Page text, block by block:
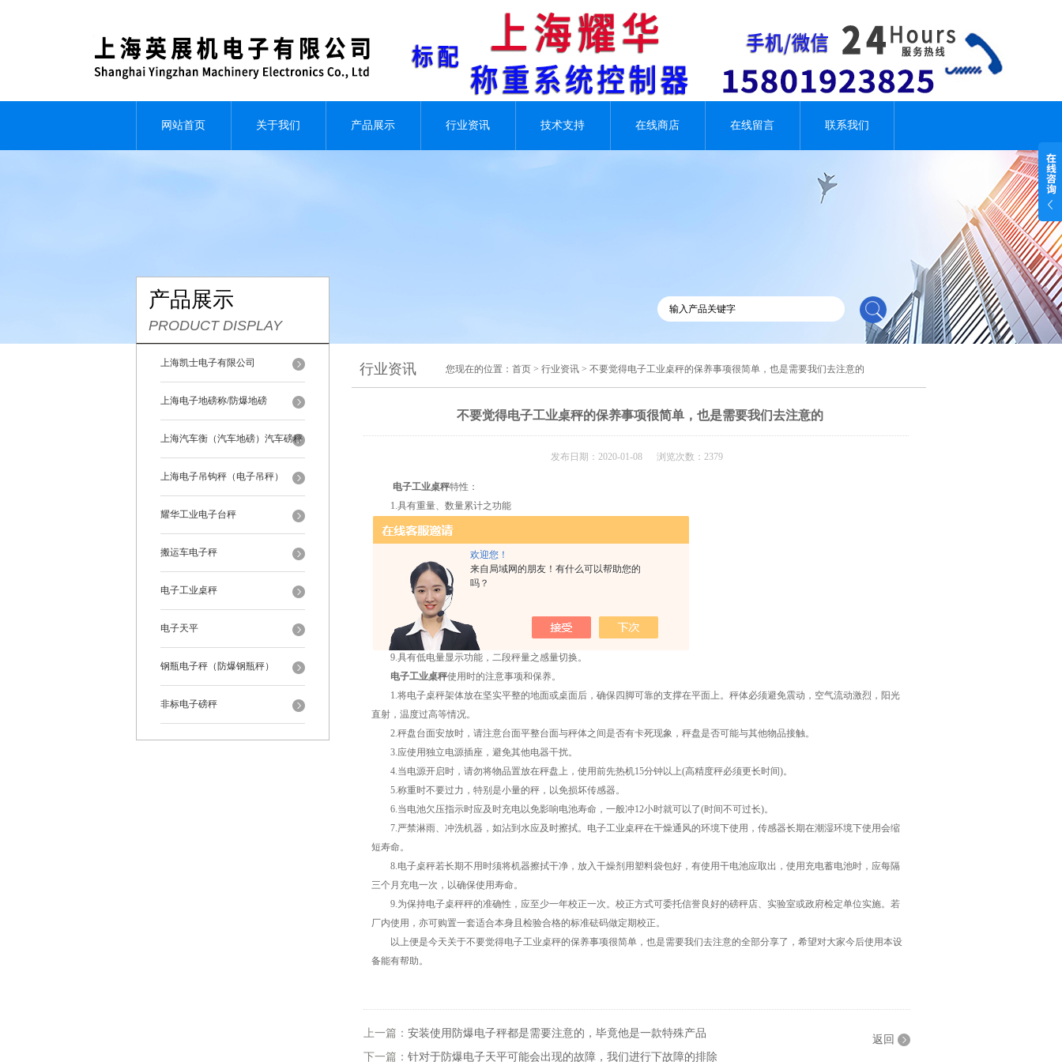
欢迎您！
来自局域网的朋友！有什么可以帮助您的
吗？
网站首页 关于我们 产品展示 行业资讯 技术支持 在线商店 在线留言 联系我们
产品展示
PRODUCT DISPLAY
上海凯士电子有限公司
上海电子地磅称/防爆地磅
上海汽车衡（汽车地磅）汽车磅秤
上海电子吊钩秤（电子吊秤）
耀华工业电子台秤
搬运车电子秤
电子工业桌秤
电子天平
钢瓶电子秤（防爆钢瓶秤）
非标电子磅秤
行业资讯 您现在的位置： 首页 > 行业资讯 > 不要觉得电子工业桌秤的保养事项很简单，也是需要我们去注意的
不要觉得电子工业桌秤的保养事项很简单，也是需要我们去注意的
发布日期：2020-01-08 浏览次数：2379
电子工业桌秤特性：
1.具有重量、数量累计之功能
2.具有99组PWLU记忆功能
3.具有自动校正、双重超载保护之功能
4.具有自动平均单重之功能
5.具有电子桌秤功能(外接秤台)，子秤z大秤量：4.5T
6.具有千克(kg)、磅(lb)单位选择之功能
7.大液晶LCD显示清晰易读，具有背光之功能
8.可设定数量取样提示及重量提示范围
9.具有低电量显示功能，二段秤量之感量切换。
电子工业桌秤使用时的注意事项和保养。
1.将电子桌秤架体放在坚实平整的地面或桌面后，确保四脚可靠的支撑在平面上。秤体必须避免震动，空气流动激烈，阳光
直射，温度过高等情况。
2.秤盘台面安放时，请注意台面平整台面与秤体之间是否有卡死现象，秤盘是否可能与其他物品接触。
3.应使用独立电源插座，避免其他电器干扰。
4.当电源开启时，请勿将物品置放在秤盘上，使用前先热机15分钟以上(高精度秤必须更长时间)。
5.称重时不要过力，特别是小量的秤，以免损坏传感器。
6.当电池欠压指示时应及时充电以免影响电池寿命，一般冲12小时就可以了(时间不可过长)。
7.严禁淋雨、冲洗机器，如沾到水应及时擦拭。电子工业桌秤在干燥通风的环境下使用，传感器长期在潮湿环境下使用会缩
短寿命。
8.电子桌秤若长期不用时须将机器擦拭干净，放入干燥剂用塑料袋包好，有使用干电池应取出，使用充电蓄电池时，应每隔
三个月充电一次，以确保使用寿命。
9.为保持电子桌秤秤的准确性，应至少一年校正一次。校正方式可委托信誉良好的磅秤店、实验室或政府检定单位实施。若
厂内使用，亦可购置一套适合本身且检验合格的标准砝码做定期校正。
以上便是今天关于不要觉得电子工业桌秤的保养事项很简单，也是需要我们去注意的全部分享了，希望对大家今后使用本设
备能有帮助。
上一篇： 安装使用防爆电子秤都是需要注意的，毕竟他是一款特殊产品
下一篇： 针对于防爆电子天平可能会出现的故障，我们进行下故障的排除
返回